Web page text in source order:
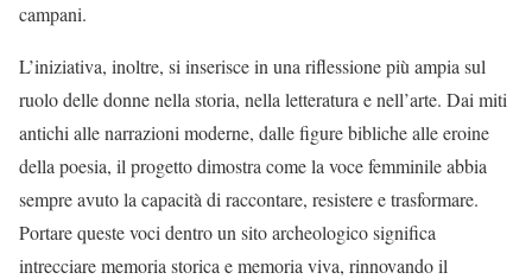
campani.
L’iniziativa, inoltre, si inserisce in una riflessione più ampia sul
ruolo delle donne nella storia, nella letteratura e nell’arte. Dai miti
antichi alle narrazioni moderne, dalle figure bibliche alle eroine
della poesia, il progetto dimostra come la voce femminile abbia
sempre avuto la capacità di raccontare, resistere e trasformare.
Portare queste voci dentro un sito archeologico significa
intrecciare memoria storica e memoria viva, rinnovando il